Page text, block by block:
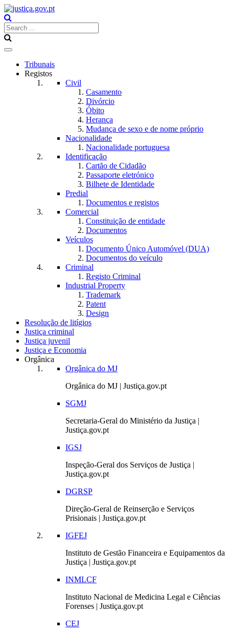
Toggle
navigationTribunais
Registos
Civil
Casamento
Divórcio
Óbito
Herança
Mudança de sexo e de nome próprio
Nacionalidade
Nacionalidade portuguesa
Identificação
Cartão de Cidadão
Passaporte eletrónico
Bilhete de Identidade
Predial
Documentos e registos
Comercial
Constituição de entidade
Documentos
Veículos
Documento Único Automóvel (DUA)
Documentos do veículo
Criminal
Registo Criminal
Industrial Property
Trademark
Patent
Design
Resolução de litígios
Justiça criminal
Justiça juvenil
Justiça e Economia
Orgânica
Orgânica do MJ
Orgânica do MJ | Justiça.gov.pt
SGMJ
Secretaria-Geral do Ministério da Justiça |
Justiça.gov.pt
IGSJ
Inspeção-Geral dos Serviços de Justiça |
Justiça.gov.pt
DGRSP
Direção-Geral de Reinserção e Serviços
Prisionais | Justiça.gov.pt
IGFEJ
Instituto de Gestão Financeira e Equipamentos da
Justiça | Justiça.gov.pt
INMLCF
Instituto Nacional de Medicina Legal e Ciências
Forenses | Justiça.gov.pt
CEJ